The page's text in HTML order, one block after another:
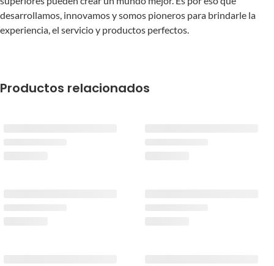
desarrollamos, innovamos y somos pioneros para brindarle la
experiencia, el servicio y productos perfectos.
Productos relacionados